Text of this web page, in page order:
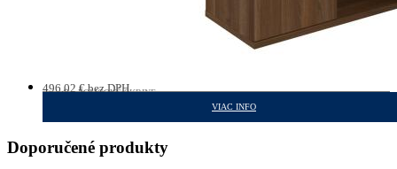
POLICOVÉ SKRINE
496,02€bez DPH
VIAC INFO
Doporučené produkty